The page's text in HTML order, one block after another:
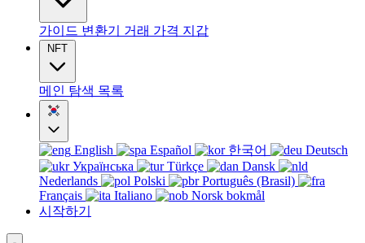
가이드 변환기 거래 가격 지갑
NFT
메인 탐색 목록
English Español 한국어
Deutsch
Українська
Türkçe
Dansk
Nederlands
Polski
Português (Brasil)
Français
Italiano
Norsk bokmål
시작하기